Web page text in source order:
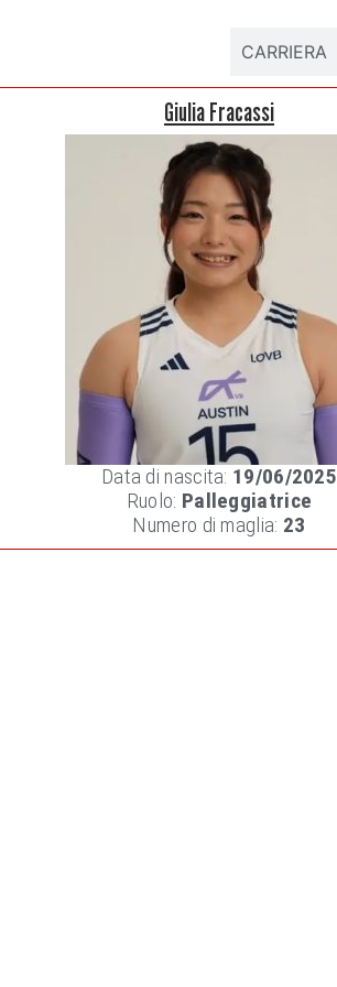
CARRIERA
Giulia Fracassi
Data di nascita: 19/06/2025
Ruolo: Palleggiatrice
Numero di maglia: 23